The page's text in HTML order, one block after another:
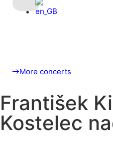
More concerts
František
Kostelec